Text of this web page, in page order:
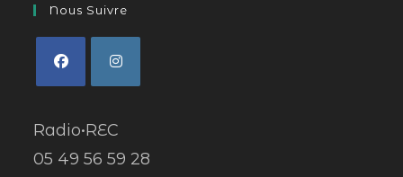
Nous Suivre
Radio•REC
05 49 56 59 28